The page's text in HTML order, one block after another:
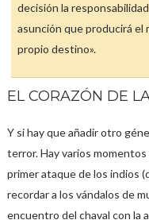
decisión la
asunción que producirá el
propio destino».
EL CORAZÓN DE
Y si hay que añadir otro
terror. Hay varios
primer ataque de los indios
recordar a los vándalos de
encuentro del chaval con la